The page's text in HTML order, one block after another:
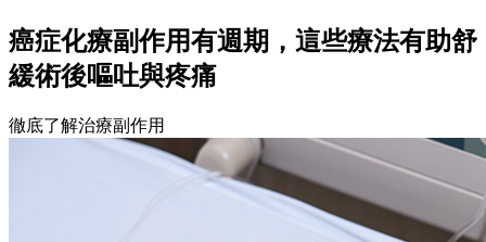
癌症化療副作用有週期，這些療法有助舒
緩術後嘔吐與疼痛
徹底了解治療副作用